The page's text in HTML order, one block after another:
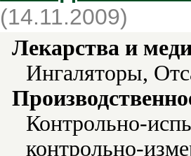
(14.11.2009)
Лекарства и
Ингаляторы,
Контрольно-
контрольно-